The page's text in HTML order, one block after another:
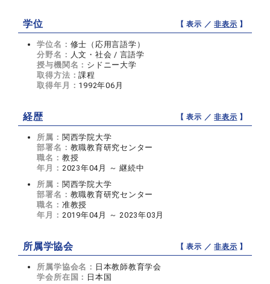
学位 【 表示 ／非表示 】
学位名： 修士（応用言語学）
分野名： 人文・社会 / 言語学
授与機関名： シドニー大学
取得方法：課程
取得年月： 1992年06月
経歴 【 表示 ／非表示 】
所属： 関西学院大学
部署名： 教職教育研究センター
職名： 教授
年月： 2023年04月 ～ 継続中
所属： 関西学院大学
部署名： 教職教育研究センター
職名： 准教授
年月： 2019年04月 ～ 2023年03月
所属学協会 【 表示 ／非表示 】
所属学協会名： 日本教師教育学会
学会所在国： 日本国